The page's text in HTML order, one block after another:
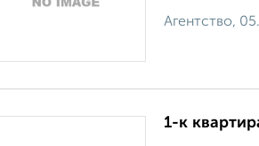
Агентство,
1-к